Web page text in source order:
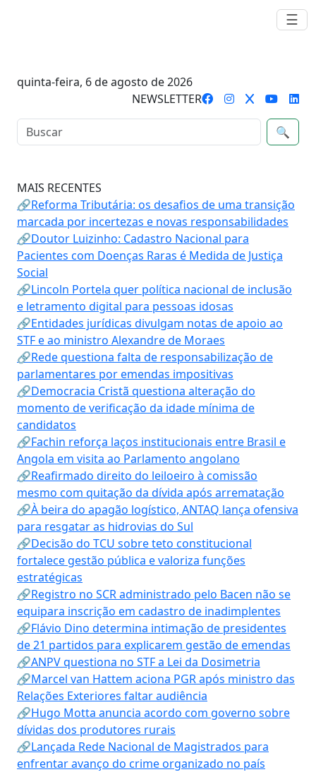
☰
quinta-feira, 6 de agosto de 2026
NEWSLETTER
🔍
MAIS RECENTES
🔗Reforma Tributária: os desafios de uma transição
marcada por incertezas e novas responsabilidades
🔗Doutor Luizinho: Cadastro Nacional para
Pacientes com Doenças Raras é Medida de Justiça
Social
🔗Lincoln Portela quer política nacional de inclusão
e letramento digital para pessoas idosas
🔗Entidades jurídicas divulgam notas de apoio ao
STF e ao ministro Alexandre de Moraes
🔗Rede questiona falta de responsabilização de
parlamentares por emendas impositivas
🔗Democracia Cristã questiona alteração do
momento de verificação da idade mínima de
candidatos
🔗Fachin reforça laços institucionais entre Brasil e
Angola em visita ao Parlamento angolano
🔗Reafirmado direito do leiloeiro à comissão
mesmo com quitação da dívida após arrematação
🔗À beira do apagão logístico, ANTAQ lança ofensiva
para resgatar as hidrovias do Sul
🔗Decisão do TCU sobre teto constitucional
fortalece gestão pública e valoriza funções
estratégicas
🔗Registro no SCR administrado pelo Bacen não se
equipara inscrição em cadastro de inadimplentes
🔗Flávio Dino determina intimação de presidentes
de 21 partidos para explicarem gestão de emendas
🔗ANPV questiona no STF a Lei da Dosimetria
🔗Marcel van Hattem aciona PGR após ministro das
Relações Exteriores faltar audiência
🔗Hugo Motta anuncia acordo com governo sobre
dívidas dos produtores rurais
🔗Lançada Rede Nacional de Magistrados para
enfrentar avanço do crime organizado no país